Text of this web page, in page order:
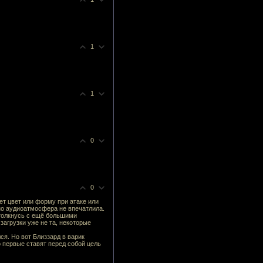
1
1
0
0
цвет или форму при атаке или
аудиоатмосфера не впечатлила.
с ещё большими
уже не та, некоторые
Но вот Близзард в варик
ставят перед собой цель